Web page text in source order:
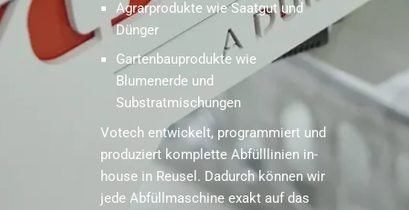
Agrarprodukte wie Saatgut und
Dünger
Gartenbauprodukte wie
Blumenerde und
Substratmischungen
Votech entwickelt, programmiert und
produziert komplette Abfülllinien in-
house in Reusel. Dadurch können wir
jede Abfüllmaschine exakt auf das